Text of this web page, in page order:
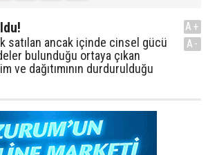
satılan ancak içinde cinsel gücü
bulunduğu ortaya çıkan
ve dağıtımının durdurulduğu
A+
A-